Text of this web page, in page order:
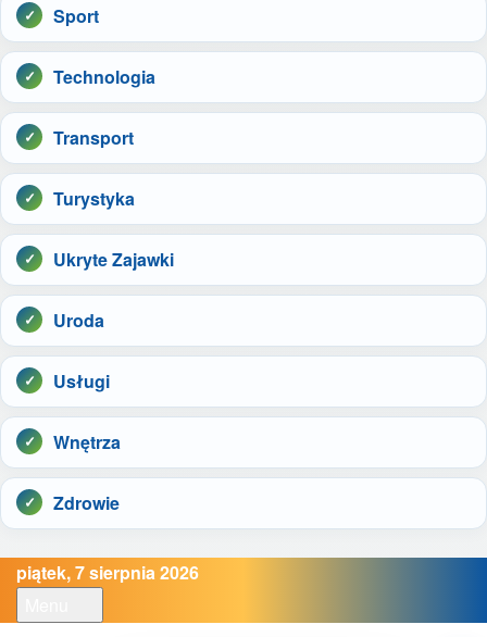
Sport
Technologia
Transport
Turystyka
Ukryte Zajawki
Uroda
Usługi
Wnętrza
Zdrowie
piątek, 7 sierpnia 2026